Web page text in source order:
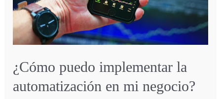
¿Cómo puedo implementar la
automatización en mi negocio?